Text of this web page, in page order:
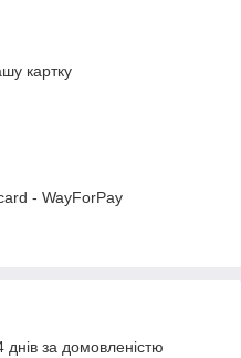
картку
- WayForPay
за домовленістю